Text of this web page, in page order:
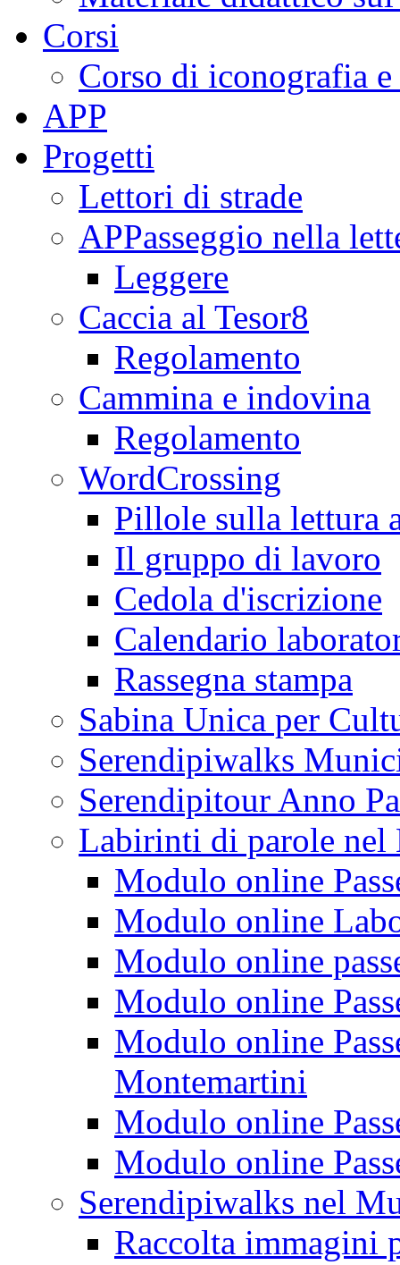
Corsi
Corso di iconografia
APP
Progetti
Lettori di strade
APPasseggio nella
Leggere
Caccia al Tesor8
Regolamento
Cammina e indovina
Regolamento
WordCrossing
Pillole sulla lettura
Il gruppo di lavoro
Cedola d'iscrizione
Calendario
Rassegna stampa
Sabina Unica per
Serendipiwalks
Serendipitour Anno
Labirinti di parole
Modulo online
Modulo online
Modulo online
Modulo online
Modulo online
Montemartini
Modulo online
Modulo online
Serendipiwalks nel
Raccolta immagini